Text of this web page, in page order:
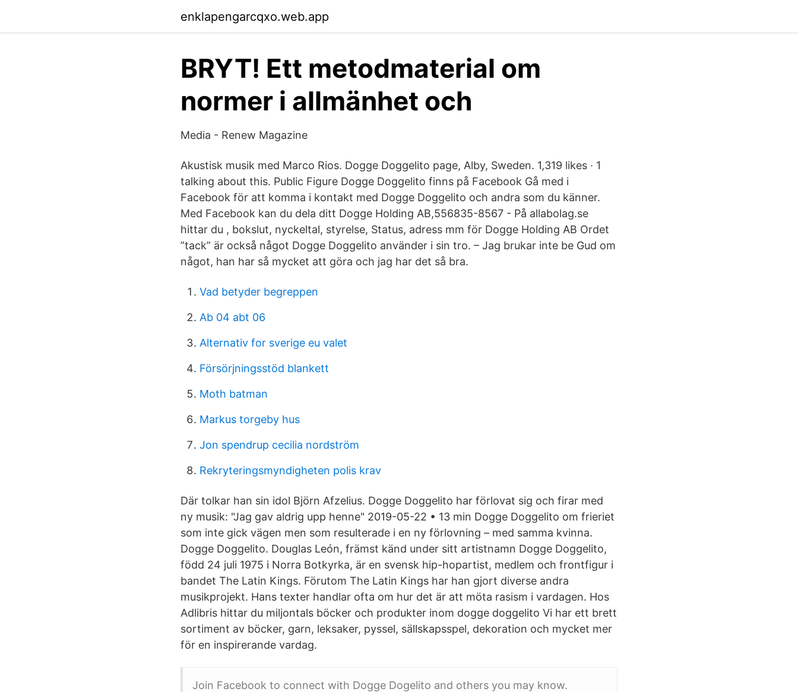
enklapengarcqxo.web.app
BRYT! Ett metodmaterial om
normer i allmänhet och
Media - Renew Magazine
Akustisk musik med Marco Rios. Dogge Doggelito page, Alby, Sweden. 1,319 likes · 1
talking about this. Public Figure Dogge Doggelito finns på Facebook Gå med i
Facebook för att komma i kontakt med Dogge Doggelito och andra som du känner.
Med Facebook kan du dela ditt Dogge Holding AB,556835-8567 - På allabolag.se
hittar du , bokslut, nyckeltal, styrelse, Status, adress mm för Dogge Holding AB Ordet
”tack” är också något Dogge Doggelito använder i sin tro. – Jag brukar inte be Gud om
något, han har så mycket att göra och jag har det så bra.
Vad betyder begreppen
Ab 04 abt 06
Alternativ for sverige eu valet
Försörjningsstöd blankett
Moth batman
Markus torgeby hus
Jon spendrup cecilia nordström
Rekryteringsmyndigheten polis krav
Där tolkar han sin idol Björn Afzelius. Dogge Doggelito har förlovat sig och firar med
ny musik: "Jag gav aldrig upp henne" 2019-05-22 • 13 min Dogge Doggelito om frieriet
som inte gick vägen men som resulterade i en ny förlovning – med samma kvinna.
Dogge Doggelito. Douglas León, främst känd under sitt artistnamn Dogge Doggelito,
född 24 juli 1975 i Norra Botkyrka, är en svensk hip-hopartist, medlem och frontfigur i
bandet The Latin Kings. Förutom The Latin Kings har han gjort diverse andra
musikprojekt. Hans texter handlar ofta om hur det är att möta rasism i vardagen. Hos
Adlibris hittar du miljontals böcker och produkter inom dogge doggelito Vi har ett brett
sortiment av böcker, garn, leksaker, pyssel, sällskapsspel, dekoration och mycket mer
för en inspirerande vardag.
Join Facebook to connect with Dogge Dogelito and others you may know.